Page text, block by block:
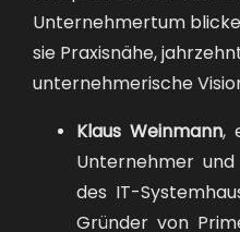
Unternehmertum
sie Praxisnähe,
unternehmerische
Klaus Weinmann ,
Unternehmer
des IT-
Gründer von